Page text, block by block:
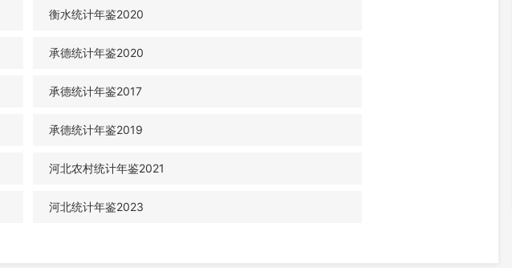
衡水统计年鉴2020
承德统计年鉴2020
承德统计年鉴2017
承德统计年鉴2019
河北农村统计年鉴2021
河北统计年鉴2023